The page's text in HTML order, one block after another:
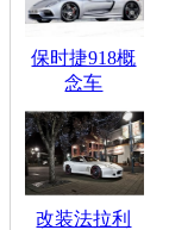
保时捷918概
念车
改装法拉利